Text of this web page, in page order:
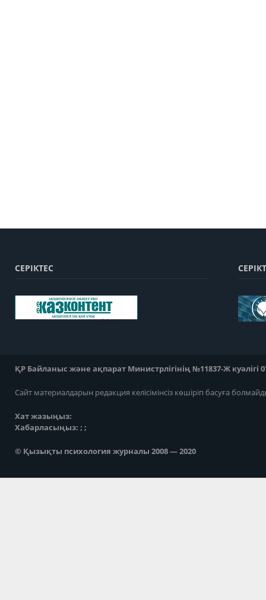
СЕРІКТЕС
ҚР Байланыс және ақпарат Министрлігінің №11837-Ж куәлігі
Сайт материалдарын редакция келісімінсіз көшіріп басуға
Хат жазыңыз:
Хабарласыңыз: ; ;
© Қызықты психология журналы 2008 — 2020